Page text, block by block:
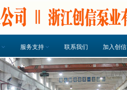
服务支持 联系我们 加入创信